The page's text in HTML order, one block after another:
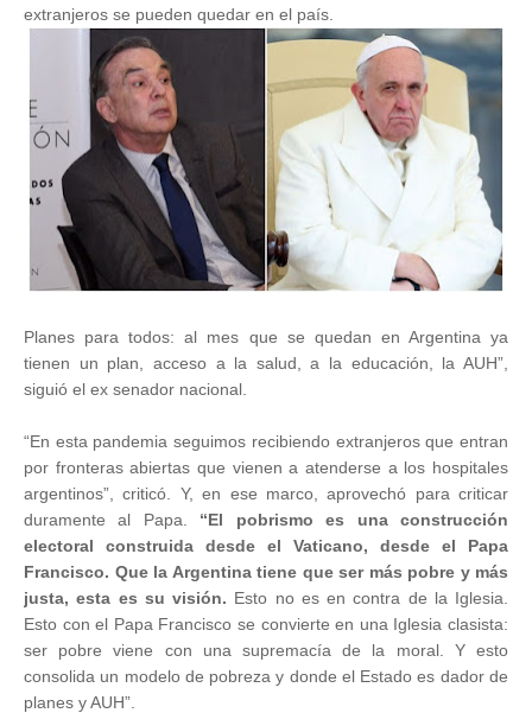
extranjeros se pueden quedar en el país.
Planes para todos: al mes que se quedan en Argentina ya
tienen un plan, acceso a la salud, a la educación, la AUH”,
siguió el ex senador nacional.
“En esta pandemia seguimos recibiendo extranjeros que entran
por fronteras abiertas que vienen a atenderse a los hospitales
argentinos”, criticó. Y, en ese marco, aprovechó para criticar
duramente al Papa. “El pobrismo es una construcción
electoral construida desde el Vaticano, desde el Papa
Francisco. Que la Argentina tiene que ser más pobre y más
justa, esta es su visión. Esto no es en contra de la Iglesia.
Esto con el Papa Francisco se convierte en una Iglesia clasista:
ser pobre viene con una supremacía de la moral. Y esto
consolida un modelo de pobreza y donde el Estado es dador de
planes y AUH”.